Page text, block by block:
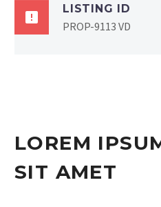
LISTING ID
PROP-9113 VD
LOREM
SIT AMET